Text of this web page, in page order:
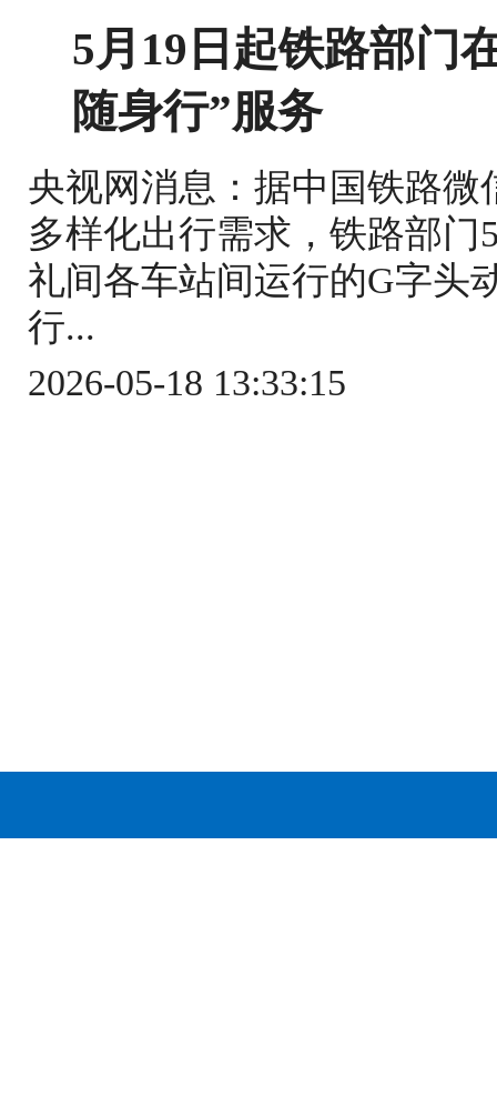
5月19日起铁路部门
随身行”服务
央视网消息：据中国铁路
多样化出行需求，铁路部门
礼间各车站间运行的G字头
行...
2026-05-18 13:33:15